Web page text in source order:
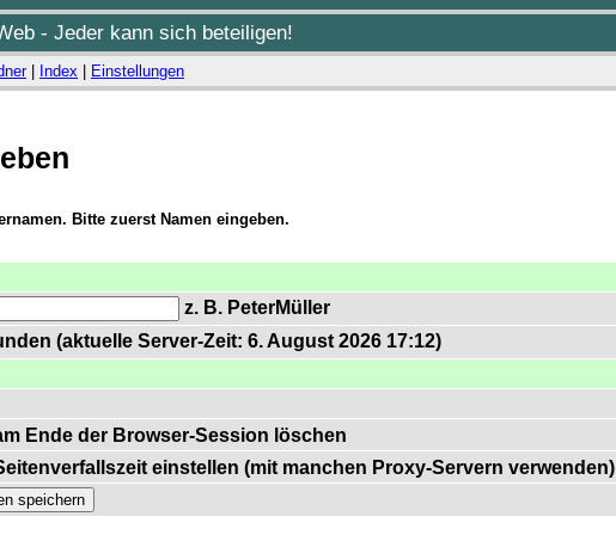
- Jeder kann sich beteiligen!
| Index Einstellungen
Bitte zuerst Namen eingeben.
z. B. PeterMüller
(aktuelle Server-Zeit: 6. August 2026 17:12)
Ende der Browser-Session löschen
einstellen (mit manchen Proxy-Servern verwenden)